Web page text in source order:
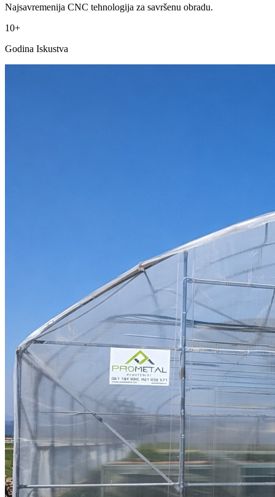
Najsavremenija CNC tehnologija za savršenu obradu.
10+
Godina Iskustva